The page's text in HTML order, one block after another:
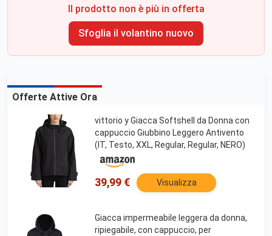
Il prodotto non è più in offerta
Sfoglia il volantino nuovo
Offerte Attive Ora
vittorio y Giacca Softshell da Donna con
cappuccio Giubbino Leggero Antivento
(IT, Testo, XXL, Regular, Regular, NERO)
39,99 € Visualizza
Giacca impermeabile leggera da donna,
ripiegabile, con cappuccio, per